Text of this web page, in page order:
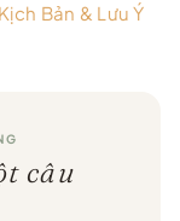
Bản & Lưu Ý
câu